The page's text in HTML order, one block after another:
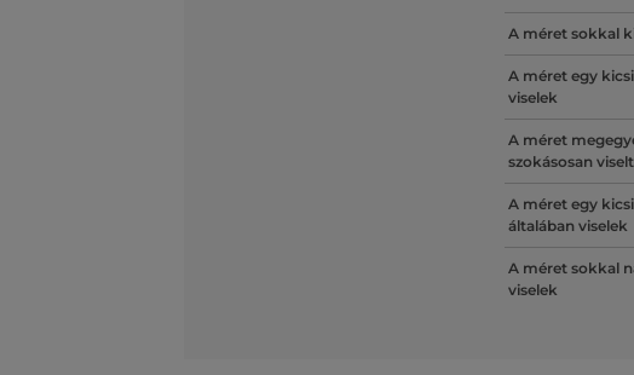
A méret sokkal
A méret egy
viselek
A méret
szokásosan
A méret egy
általában viselek
A méret sokkal
viselek